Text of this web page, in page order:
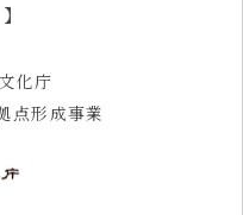
化庁
点形成事業